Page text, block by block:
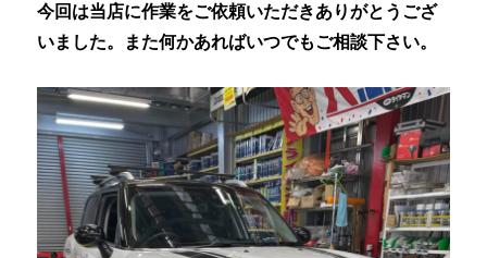
今回は当店に作業をご依頼いただきありがとうござ
いました。また何かあればいつでもご相談下さい。